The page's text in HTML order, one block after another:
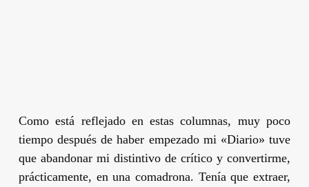
Como está reflejado en estas columnas, muy poco
tiempo después de haber empezado mi «Diario» tuve
que abandonar mi distintivo de crítico y convertirme,
prácticamente, en una comadrona. Tenía que extraer,